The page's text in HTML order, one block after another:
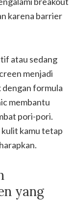
karena barrier
atau sedang
menjadi
formula
membantu
pori-pori.
kamu tetap
yang